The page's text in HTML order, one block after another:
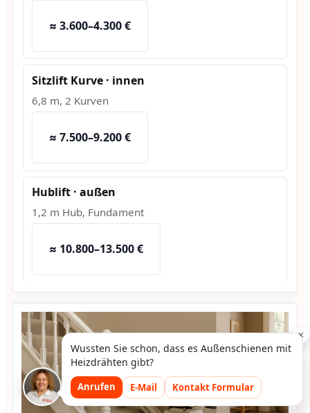
≈ 3.600–4.300 €
Sitzlift Kurve · innen
6,8 m, 2 Kurven
≈ 7.500–9.200 €
Hublift · außen
1,2 m Hub, Fundament
≈ 10.800–13.500 €
×
Wussten Sie schon, dass es Außenschienen mit
Heizdrähten gibt?
Anrufen E-Mail Kontakt Formular